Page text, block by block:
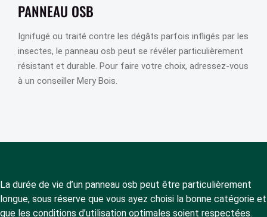
PANNEAU OSB
Ignifugé ou traité contre les dégâts parfois infligés par les
insectes, le panneau osb peut se révéler particulièrement
résistant et durable. Pour faire votre choix, adressez-vous
à un conseiller Mery Bois.
La durée de vie d’un panneau osb peut être particulièrement
longue, sous réserve que vous ayez choisi la bonne catégorie et
que les conditions d’utilisation optimales soient respectées.